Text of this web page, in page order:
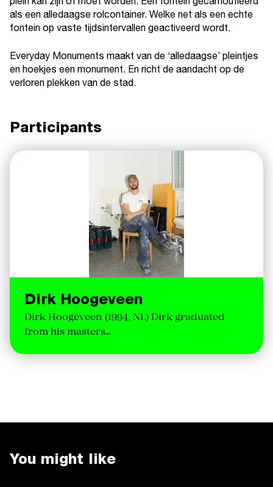
plein kan zijn of moet worden. Een fontein gecamoufleerd
als een alledaagse rolcontainer. Welke net als een echte
fontein op vaste tijdsintervallen geactiveerd wordt.
Everyday Monuments maakt van de ‘alledaagse’ pleintjes
en hoekjes een monument. En richt de aandacht op de
verloren plekken van de stad.
Participants
Dirk Hoogeveen
Dirk Hoogeveen (1994, NL) Dirk graduated
from his masters…
You might like